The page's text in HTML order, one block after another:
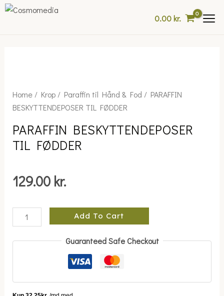
Skip
0.00kr.
Home/ Krop/ Paraffin til Hånd & Fod / PARAFFIN
BESKYTTENDEPOSER TIL FØDDER
PARAFFIN BESKYTTENDEPOSER
TIL FØDDER
129.00 kr.
PARAFFIN
BESKYTTENDEPOSER
FØDDER
quantity
Add To Cart
Guaranteed Safe Checkout